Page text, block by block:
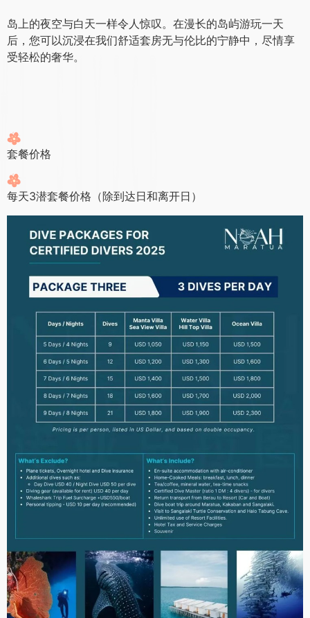
潜水服务，或者只是在原始的海滩上安静地散步，从您的私
人阳台上欣赏金色的日出。
受轻松的奢华。
套餐价格
每天3潜套餐价格（除到达日和离开日）